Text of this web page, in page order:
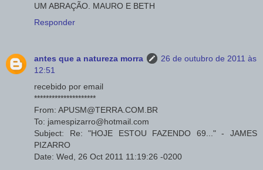
UM ABRAÇÃO. MAURO E BETH
Responder
antes que a natureza morra
26 de outubro de 2011 às
12:51
recebido por email
*********************
From: APUSM@TERRA.COM.BR
To: jamespizarro@hotmail.com
Subject: Re: "HOJE ESTOU FAZENDO 69..." - JAMES
PIZARRO
Date: Wed, 26 Oct 2011 11:19:26 -0200